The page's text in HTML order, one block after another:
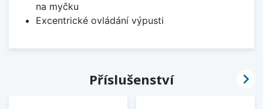
na myčku
Excentrické ovládání výpusti
Příslušenství 